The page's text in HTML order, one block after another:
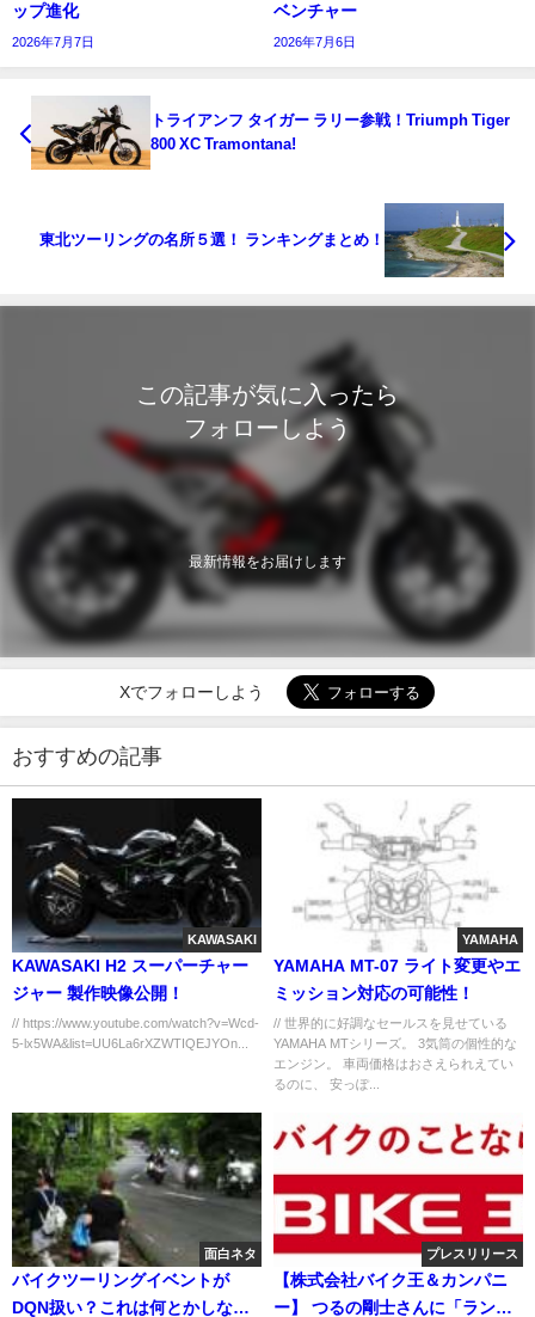
ップ進化
2026年7月7日
ベンチャー
2026年7月6日
トライアンフ タイガー ラリー参戦！Triumph Tiger
800 XC Tramontana!
東北ツーリングの名所５選！ ランキングまとめ！
この記事が気に入ったら
フォローしよう
最新情報をお届けします
Xでフォローしよう
おすすめの記事
KAWASAKI
KAWASAKI H2 スーパーチャー
ジャー 製作映像公開！
// https://www.youtube.com/watch?v=Wcd-
5-lx5WA&list=UU6La6rXZWTIQEJYOn...
YAMAHA
YAMAHA MT-07 ライト変更やエ
ミッション対応の可能性！
// 世界的に好調なセールスを見せている
YAMAHA MTシリーズ。 3気筒の個性的な
エンジン。 車両価格はおさえられえてい
るのに、 安っぽ...
面白ネタ
バイクツーリングイベントが
DQN扱い？これは何とかしなく
プレスリリース
【株式会社バイク王＆カンパニ
ー】 つるの剛士さんに「ランブ